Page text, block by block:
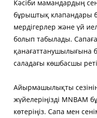
Кәсіби мамандардың
бұрыштық клапандары
мердігерлер және үй
болып табылады.
қанағаттанушылығына
саладағы көшбасшы
Айырмашылықты
жүйелеріңізді
көтеріңіз. Сапа мен